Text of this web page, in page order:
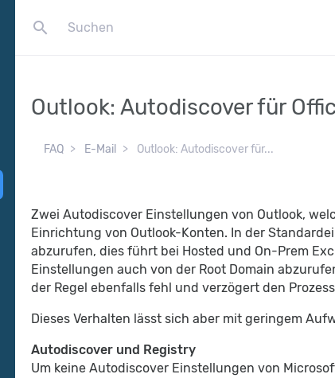
search
Outlook: Autodiscover für
FAQ E-Mail Outlook: Autodiscover für...
Zwei Autodiscover Einstellungen von Outlook,
Einrichtung von Outlook-Konten. In der
abzurufen, dies führt bei Hosted und On-Prem
Einstellungen auch von der Root Domain
der Regel ebenfalls fehl und verzögert den
Dieses Verhalten lässt sich aber mit geringem
Autodiscover und Registry
Um keine Autodiscover Einstellungen von